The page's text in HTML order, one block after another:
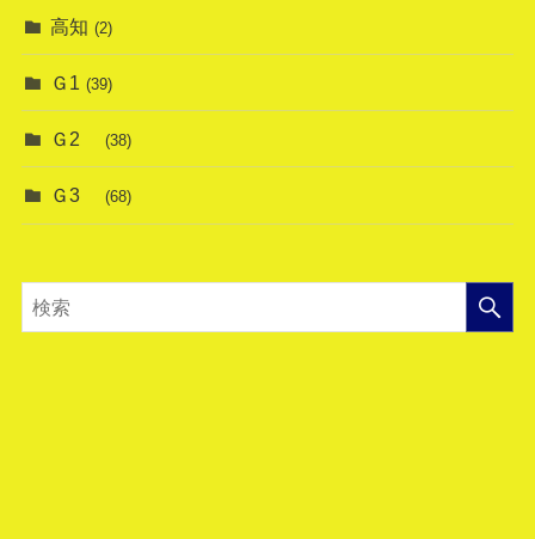
高知 (2)
Ｇ1 (39)
Ｇ2 (38)
Ｇ3 (68)